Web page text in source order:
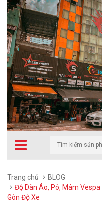
Trang chủ
BLOG
Độ Dàn Áo, Pô, Mâm
Gòn Độ Xe